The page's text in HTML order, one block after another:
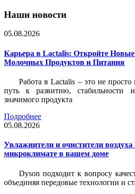
Наши новости
05.08.2026
Карьера в Lactalis: Откройте
Молочных Продуктов и Питания
Работа в Lactalis – это не просто
путь к развитию, стабильности
значимого продукта
Подробнее
05.08.2026
Увлажнители и очистители воздуха
микроклимате в вашем доме
Dyson подходит к вопросу
объединяя передовые технологии и